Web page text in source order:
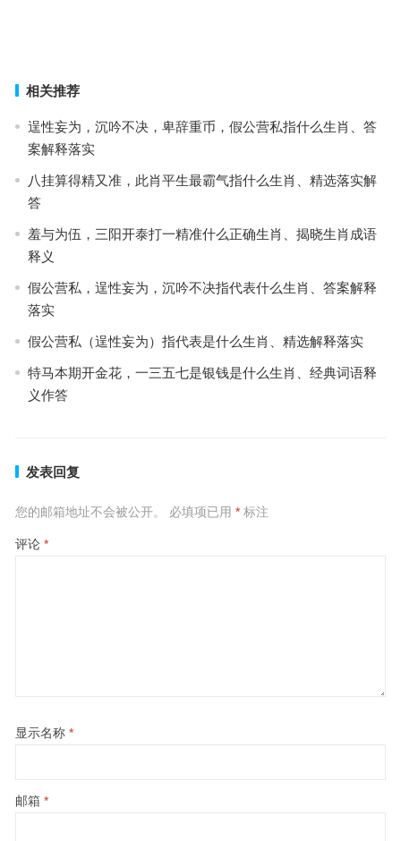
相关推荐
逞性妄为，沉吟不决，卑辞重币，假公营私指什么生肖、答
案解释落实
八挂算得精又准，此肖平生最霸气指什么生肖、精选落实解
答
羞与为伍，三阳开泰打一精准什么正确生肖、揭晓生肖成语
释义
假公营私，逞性妄为，沉吟不决指代表什么生肖、答案解释
落实
假公营私（逞性妄为）指代表是什么生肖、精选解释落实
特马本期开金花，一三五七是银钱是什么生肖、经典词语释
义作答
发表回复
您的邮箱地址不会被公开。 必填项已用 *标注
评论 *
显示名称 *
邮箱 *